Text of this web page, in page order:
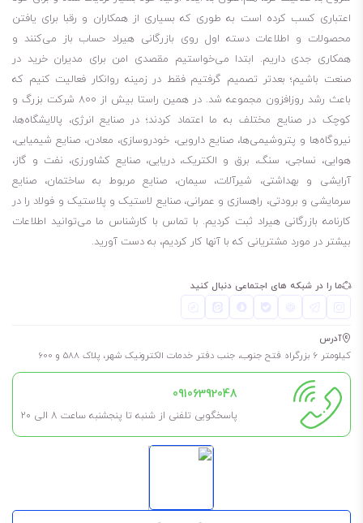
اعتباری کسب کرده است به طوری که بسیاری از همکاران و رقبا برای یافتن
محصولات و اطلاعات دسته اول روی بازرگانی هیراد حساب باز می‌کنند و
همکاری جدی داریم. ابتدا می‌خواستیم مقصدی امن برای مدیران خرید در
صنعت باشیم؛ بعدتر تصمیم گرفتیم فقط در زمینه روانکار فعالیت کنیم که
باعث رشد روزافزون مجموعه شد. در همین راستا بیش از 800 شرکت بزرگ و
کوچک در صنایع مختلف به ما اعتماد کردند؛ در صنایع انرژی، پالایشگاه‌ها،
نیروگاه‌ها و پتروشیمی‌ها، صنایع دارویی، خودروسازی، معادن، صنایع شیمیایی،
هوایی، نساجی، سنگ، برق و الکتریک، دریایی، صنایع کشاورزی، نفت و گاز،
آرایشی و بهداشتی، شیرآلات، سیمان، صنایع مربوط به ساختمان، صنایع
سرمایشی و برودتی، راهسازی و عمرانی، صنایع لاستیک و پلاستیک و فولاد را در
کارنامه بازرگانی هیراد ثبت کردیم. با تماس با کارشناس ما می‌توانید اطلاعات
بیشتر در مورد مشتریانی که با آنها کار کردیم، به دست آورید.
ما را در شبکه های اجتماعی دنبال کنید
آدرس
کیلومتر 6 بزرگراه فتح جنوب، جنب دفتر خدمات الکترونیک شهر، پلاک 588 و 600
09106392048
پاسخگویی تلفنی از شنبه تا پنجشنبه ساعت 8 الی ۲۰